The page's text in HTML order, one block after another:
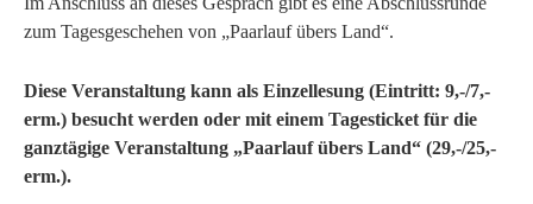
zum Tagesgeschehen von „Paarlauf übers Land“.
Diese Veranstaltung kann als Einzellesung (Eintritt: 9,-/7,-
erm.) besucht werden oder mit einem Tagesticket für die
ganztägige Veranstaltung „Paarlauf übers Land“ (29,-/25,-
erm.).